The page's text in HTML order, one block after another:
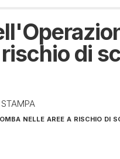
di
nelle aree a rischio di